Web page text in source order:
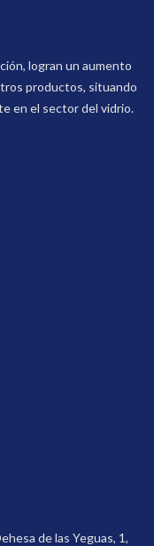
logran un aumento
productos, situando
en el sector del vidrio.
de las Yeguas, 1,